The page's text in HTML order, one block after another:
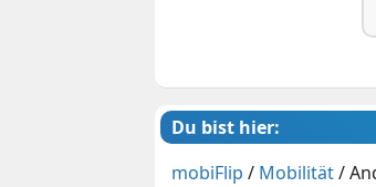
Du bist hier:
mobiFlip / Mobilität/